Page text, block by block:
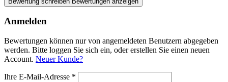
Anmelden
Bewertungen können nur von angemeldeten Benutzern abgegeben
werden. Bitte loggen Sie sich ein, oder erstellen Sie einen neuen
Account. Neuer Kunde?
Ihre E-Mail-Adresse *